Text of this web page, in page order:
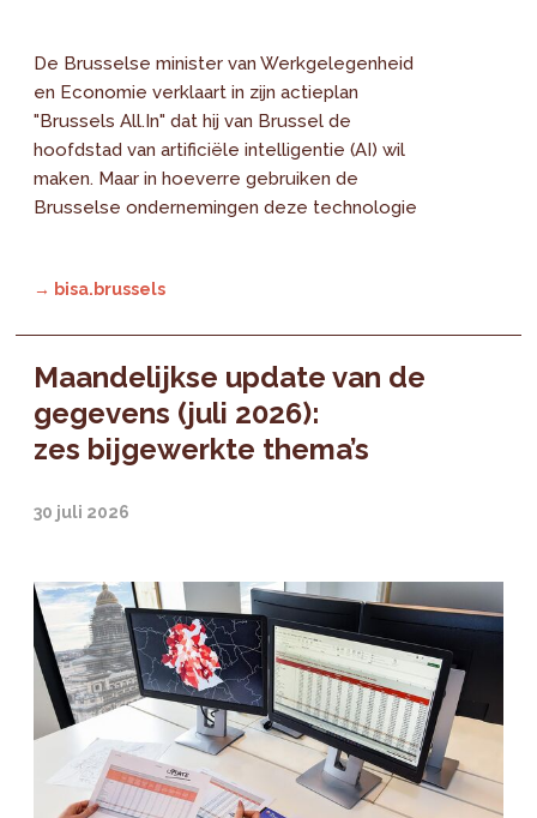
De Brusselse minister van Werkgelegenheid
en Economie verklaart in zijn actieplan
"Brussels All.In" dat hij van Brussel de
hoofdstad van artificiële intelligentie (AI) wil
maken. Maar in hoeverre gebruiken de
Brusselse ondernemingen deze technologie
→ bisa.brussels
Maandelijkse update van de
gegevens (juli 2026):
zes bijgewerkte thema’s
30 juli 2026